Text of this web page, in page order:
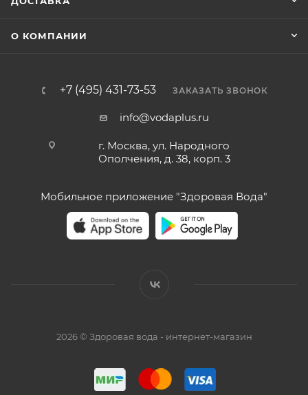
О КОМПАНИИ
+7 (495) 431-73-53 ЗАКАЗАТЬ ЗВОНОК
info@vodaplus.ru
г. Москва, ул. Народного
Ополчения, д. 38, корп. 3
Мобильное приложение "Здоровая Вода"
2026 © Здоровая вода - интернет-магазин